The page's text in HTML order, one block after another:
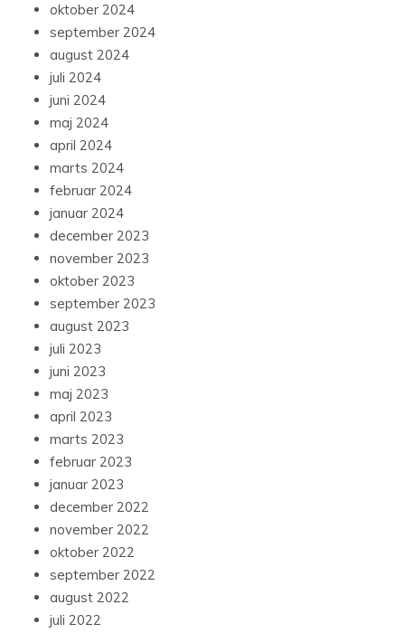
oktober 2024
september 2024
august 2024
juli 2024
juni 2024
maj 2024
april 2024
marts 2024
februar 2024
januar 2024
december 2023
november 2023
oktober 2023
september 2023
august 2023
juli 2023
juni 2023
maj 2023
april 2023
marts 2023
februar 2023
januar 2023
december 2022
november 2022
oktober 2022
september 2022
august 2022
juli 2022